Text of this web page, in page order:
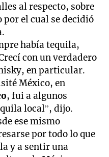
al respecto, sobre
el cual se decidió
había tequila,
con un verdadero
en particular.
México, en
, fui a algunos
local”, dijo.
ese mismo
por todo lo que
y a sentir una